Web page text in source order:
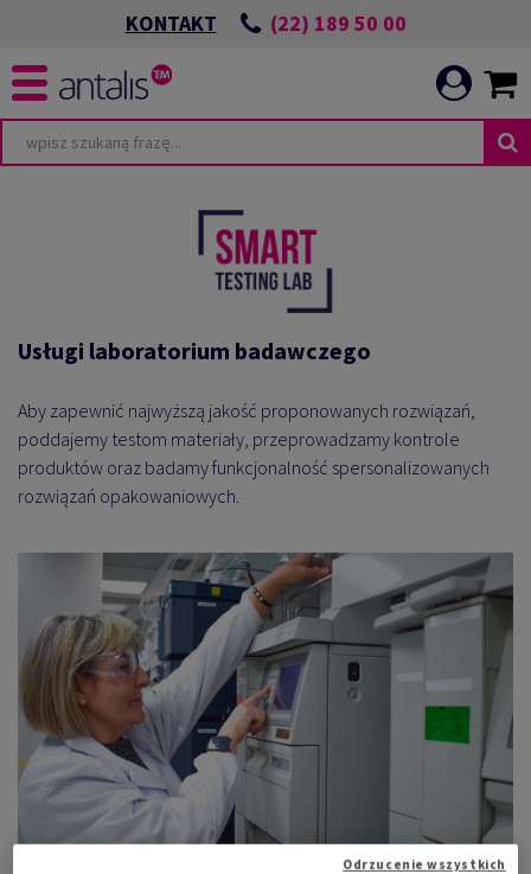
KONTAKT (22) 189 50 00
Usługi laboratorium badawczego
Aby zapewnić najwyższą jakość proponowanych rozwiązań,
poddajemy testom materiały, przeprowadzamy kontrole
produktów oraz badamy funkcjonalność spersonalizowanych
rozwiązań opakowaniowych.
Odrzucenie wszystkich